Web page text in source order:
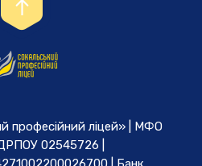
професійний ліцей» | МФО
02545726 |